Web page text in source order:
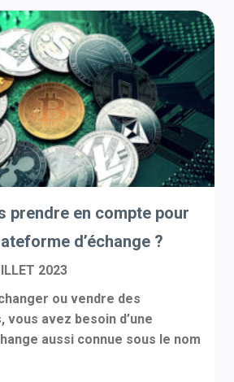
prendre en compte pour
d’échange ?
2023
ou vendre des
vous avez besoin d’une
aussi connue sous le nom